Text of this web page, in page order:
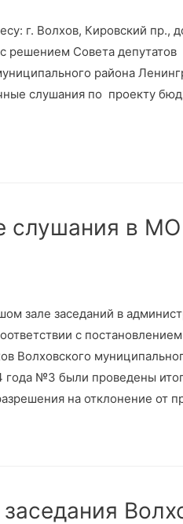
г. Волхов, Кировский пр.,
решением Совета
района
слушания по проекту
слушания в МО
зале заседаний в
с
Волховского
года №3 были проведены
на отклонение от